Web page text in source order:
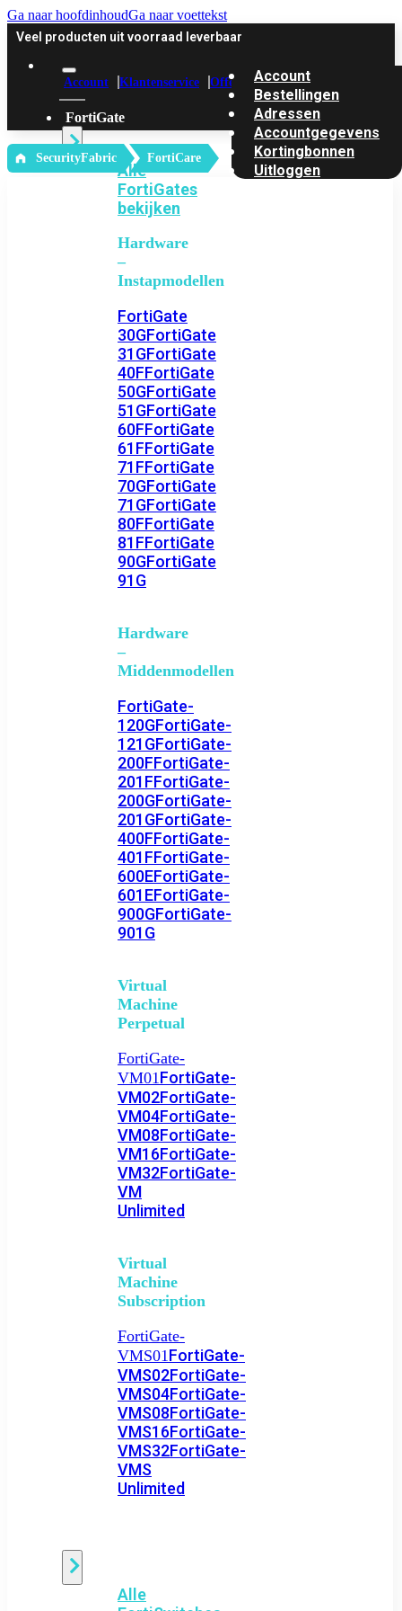
Ga naar hoofdinhoudGa naar voettekst
Veel producten uit voorraad leverbaar
Account Klantenservice Offerte
FortiGate
Alle
FortiGates
bekijken
Hardware
–
Instapmodellen
FortiGate
30GFortiGate
31GFortiGate
40FFortiGate
50GFortiGate
51GFortiGate
60FFortiGate
61FFortiGate
71FFortiGate
70GFortiGate
71GFortiGate
80FFortiGate
81FFortiGate
90GFortiGate
91G
Hardware
–
Middenmodellen
FortiGate-
120GFortiGate-
121GFortiGate-
200FFortiGate-
201FFortiGate-
200GFortiGate-
201GFortiGate-
400FFortiGate-
401FFortiGate-
600EFortiGate-
601EFortiGate-
900GFortiGate-
901G
Virtual
Machine
Perpetual
FortiGate-
VM01FortiGate-
VM02FortiGate-
VM04FortiGate-
VM08FortiGate-
VM16FortiGate-
VM32FortiGate-
VM
Unlimited
Virtual
Machine
Subscription
FortiGate-
VMS01FortiGate-
VMS02FortiGate-
VMS04FortiGate-
VMS08FortiGate-
VMS16FortiGate-
VMS32FortiGate-
VMS
Unlimited
Alle
Account
Bestellingen
Adressen
Accountgegevens
Kortingbonnen
Uitloggen
‎ SecurityFabric FortiCare